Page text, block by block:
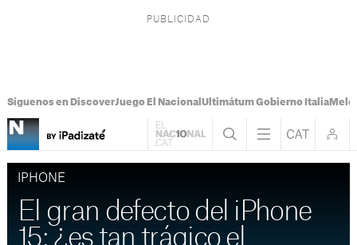
Síguenos en DiscoverJuego El Nacional Ultimátum Gobierno Italia
IPHONE
El gran defecto del iPhone
15: ¿es tan trágico el